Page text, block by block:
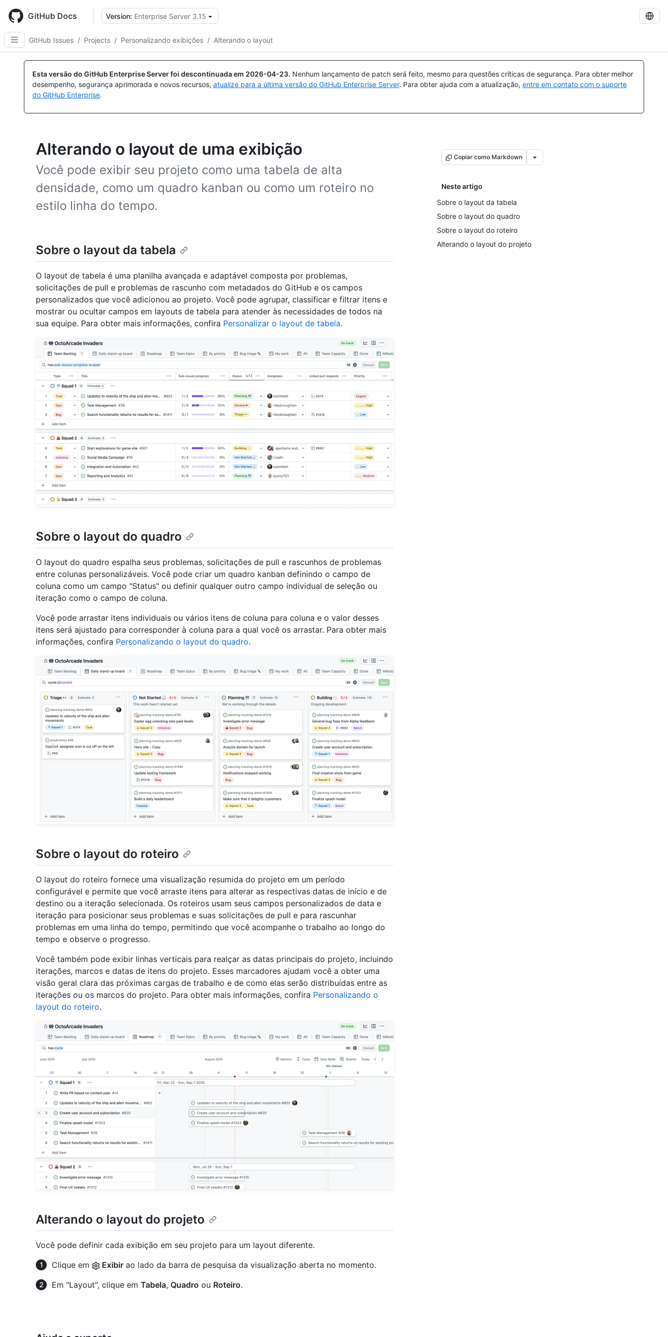
main
content
GitHub Docs Version: Enterprise Server 3.15
GitHub Issues / Projects / Personalizando exibições / Alterando o layout
Esta versão do GitHub Enterprise Server foi descontinuada em 2026-04-23. Nenhum lançamento de patch será feito, mesmo para questões críticas de segurança. Para obter melhor
desempenho, segurança aprimorada e novos recursos, atualize para a última versão do GitHub Enterprise Server. Para obter ajuda com a atualização, entre em contato com o suporte
do GitHub Enterprise.
Alterando o layout de uma exibição
Você pode exibir seu projeto como uma tabela de alta
densidade, como um quadro kanban ou como um roteiro no
estilo linha do tempo.
Copiar como Markdown
Neste artigo
Sobre o layout da tabela
Sobre o layout do quadro
Sobre o layout do roteiro
Alterando o layout do projeto
Sobre o layout da tabela
O layout de tabela é uma planilha avançada e adaptável composta por problemas,
solicitações de pull e problemas de rascunho com metadados do GitHub e os campos
personalizados que você adicionou ao projeto. Você pode agrupar, classificar e filtrar itens e
mostrar ou ocultar campos em layouts de tabela para atender às necessidades de todos na
sua equipe. Para obter mais informações, confira Personalizar o layout de tabela.
Sobre o layout do quadro
O layout do quadro espalha seus problemas, solicitações de pull e rascunhos de problemas
entre colunas personalizáveis. Você pode criar um quadro kanban definindo o campo de
coluna como um campo "Status" ou definir qualquer outro campo individual de seleção ou
iteração como o campo de coluna.
Você pode arrastar itens individuais ou vários itens de coluna para coluna e o valor desses
itens será ajustado para corresponder à coluna para a qual você os arrastar. Para obter mais
informações, confira Personalizando o layout do quadro.
Sobre o layout do roteiro
O layout do roteiro fornece uma visualização resumida do projeto em um período
configurável e permite que você arraste itens para alterar as respectivas datas de início e de
destino ou a iteração selecionada. Os roteiros usam seus campos personalizados de data e
iteração para posicionar seus problemas e suas solicitações de pull e para rascunhar
problemas em uma linha do tempo, permitindo que você acompanhe o trabalho ao longo do
tempo e observe o progresso.
Você também pode exibir linhas verticais para realçar as datas principais do projeto, incluindo
iterações, marcos e datas de itens do projeto. Esses marcadores ajudam você a obter uma
visão geral clara das próximas cargas de trabalho e de como elas serão distribuídas entre as
iterações ou os marcos do projeto. Para obter mais informações, confira Personalizando o
layout do roteiro.
Alterando o layout do projeto
Você pode definir cada exibição em seu projeto para um layout diferente.
Clique em
Exibir ao lado da barra de pesquisa da visualização aberta no momento.
Em "Layout", clique em Tabela, Quadro ou Roteiro.